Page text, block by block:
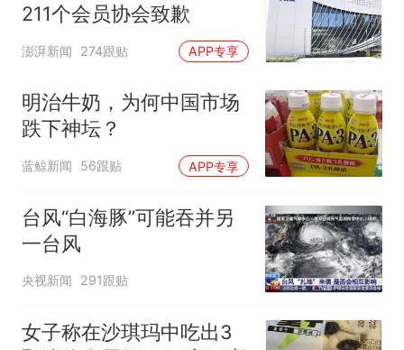
211个会员协会致歉
澎湃新闻 274跟贴 APP专享
明治牛奶，为何中国市场
跌下神坛？
蓝鲸新闻 56跟贴 APP专享
台风“白海豚”可能吞并另
一台风
央视新闻 291跟贴
女子称在沙琪玛中吃出3